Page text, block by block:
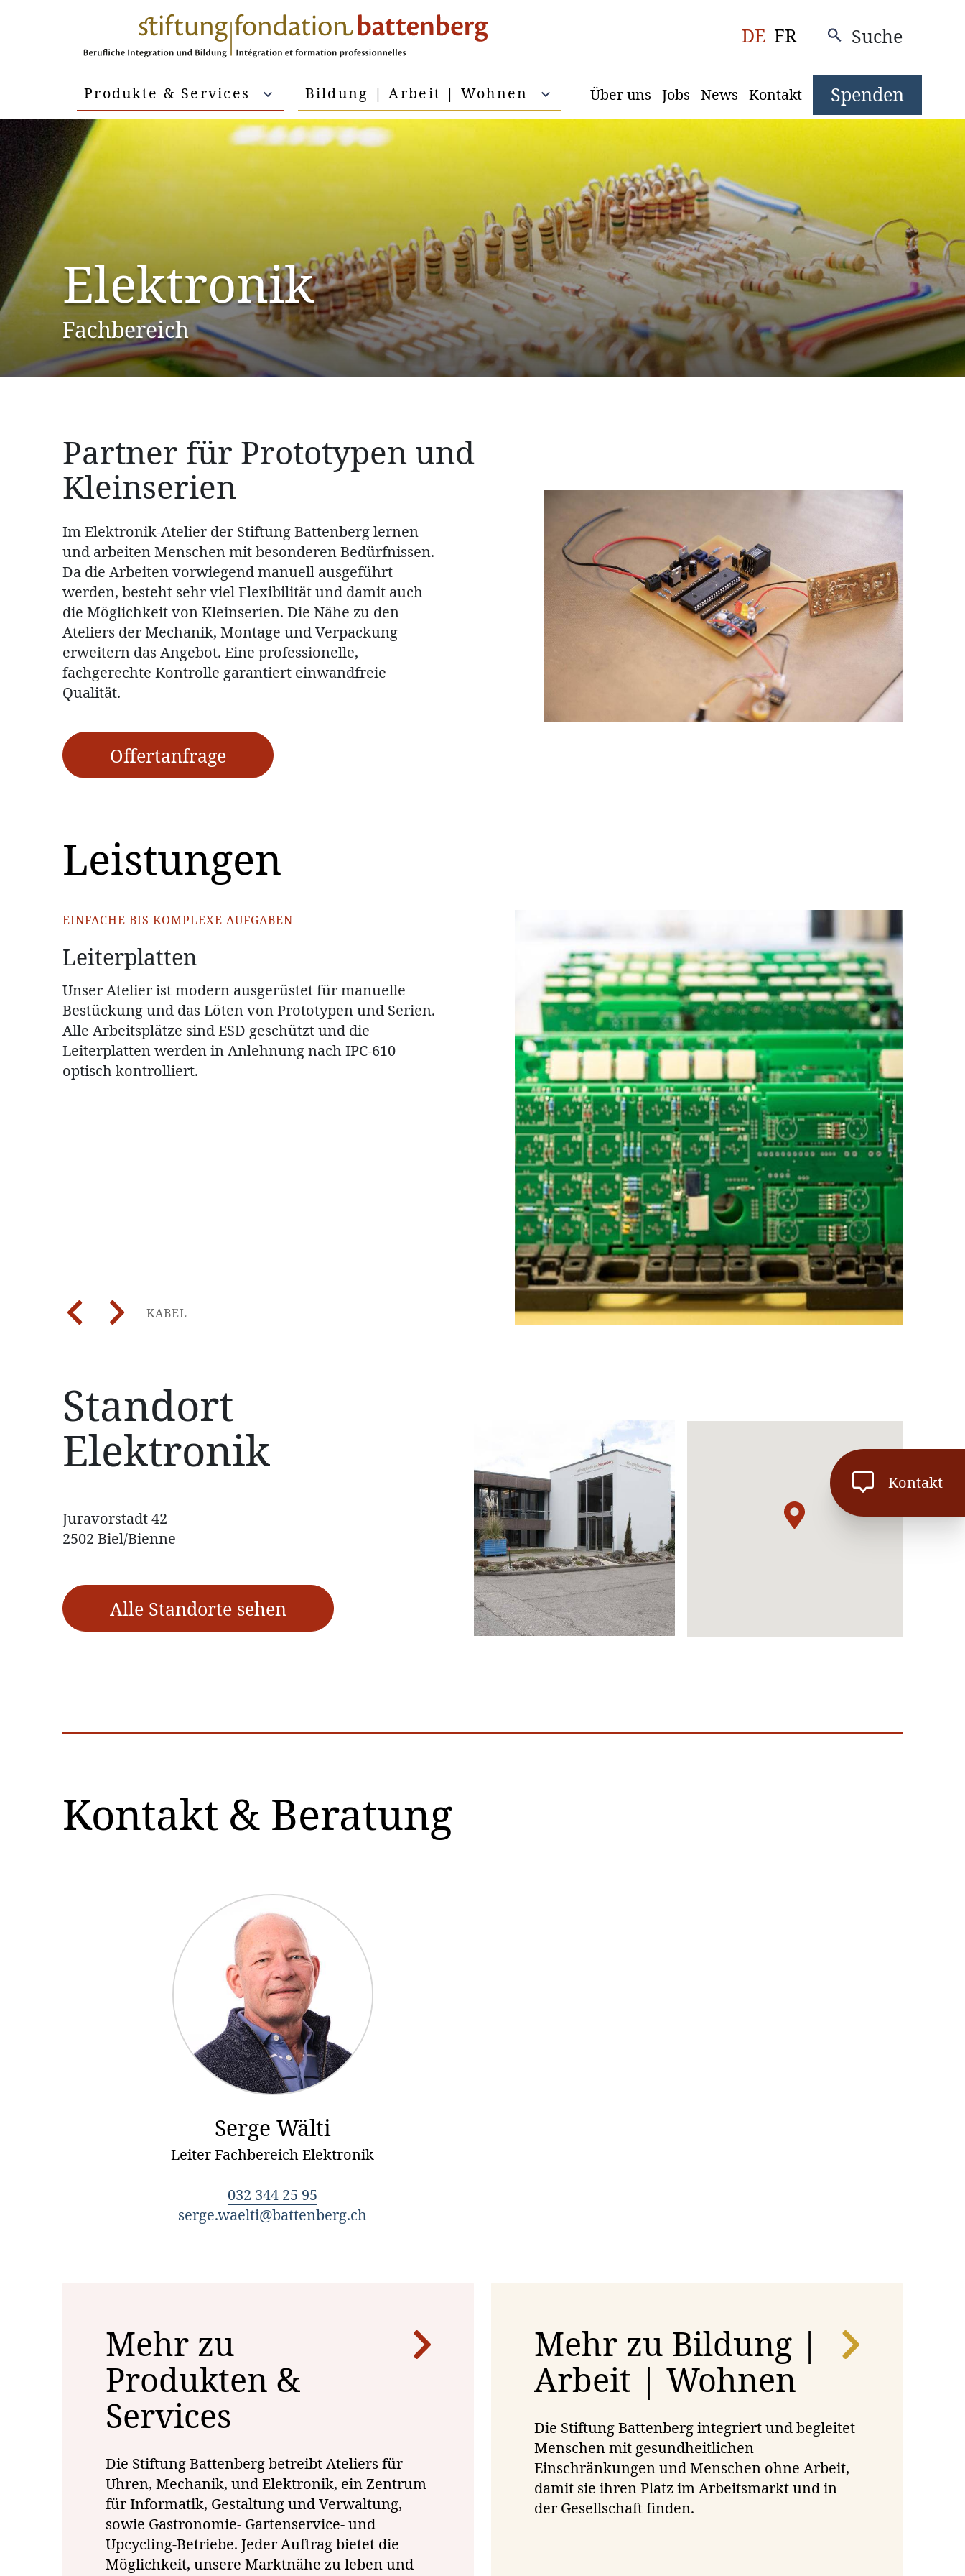
DE FR Suche
Produkte & Services Bildung | Arbeit | Wohnen Über uns Jobs News Kontakt Spenden
Elektronik
Fachbereich
Image
Partner für Prototypen und
Kleinserien
Im Elektronik-Atelier der Stiftung Battenberg lernen
und arbeiten Menschen mit besonderen Bedürfnissen.
Da die Arbeiten vorwiegend manuell ausgeführt
werden, besteht sehr viel Flexibilität und damit auch
die Möglichkeit von Kleinserien. Die Nähe zu den
Ateliers der Mechanik, Montage und Verpackung
erweitern das Angebot. Eine professionelle,
fachgerechte Kontrolle garantiert einwandfreie
Qualität.
Offertanfrage
Leistungen
Previous
EINFACHE BIS KOMPLEXE AUFGABEN
Leiterplatten
Unser Atelier ist modern ausgerüstet für manuelle
Bestückung und das Löten von Prototypen und Serien.
Alle Arbeitsplätze sind ESD geschützt und die
Leiterplatten werden in Anlehnung nach IPC-610
optisch kontrolliert.
KABEL
EINFACHE BIS KOMPLEXE AUFGABEN
Kabelkonfektionierung
Eine unserer Spezialitäten ist die Herstellung von
einfacheren Kabelbäumen bis komplexen Kabel-
Konstruktionen, für Prototypen und in kleineren bis
mittleren Serien.
MONTAGE
EINFACHE BIS KOMPLEXE AUFGABEN
Montage und Verdrahtung
Die Fertigung von elektro-technischen Geräten,
Schaltschränken und Apparaten nach Kunden-Plänen
runden das Angebot des Elektro- und Elektronik-
Ateliers ab. ​
ELETRONIKFERTIGUNG
Next
Standort
Elektronik
Juravorstadt 42
2502 Biel/Bienne
Alle Standorte sehen
Kontakt & Beratung
Serge Wälti
Leiter Fachbereich Elektronik
032 344 25 95
serge.waelti@battenberg.ch
Mehr zu
Produkten &
Services
Die Stiftung Battenberg betreibt Ateliers für
Uhren, Mechanik, und Elektronik, ein Zentrum
für Informatik, Gestaltung und Verwaltung,
sowie Gastronomie- Gartenservice- und
Upcycling-Betriebe. Jeder Auftrag bietet die
Möglichkeit, unsere Marktnähe zu leben und
Mehr zu Bildung |
Arbeit | Wohnen
Die Stiftung Battenberg integriert und begleitet
Menschen mit gesundheitlichen
Einschränkungen und Menschen ohne Arbeit,
damit sie ihren Platz im Arbeitsmarkt und in
der Gesellschaft finden.
Kontakt